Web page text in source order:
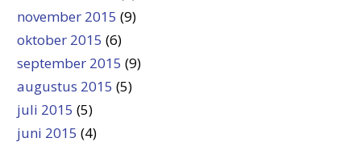
november 2015 (9)
oktober 2015 (6)
september 2015 (9)
augustus 2015 (5)
juli 2015 (5)
juni 2015 (4)